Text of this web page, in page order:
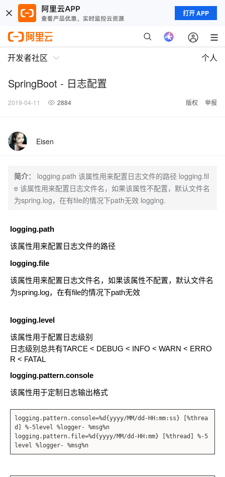
打开 APP
开发者社区 个人
SpringBoot - 日志配置
2019-04-11 2884 版权 举报
Eisen
简介：
logging.path 该属性用来配置日志文件的路径 logging.fil
e 该属性用来配置日志文件名，如果该属性不配置，默认文件名
为spring.log，在有file的情况下path无效 logging.
logging.path
该属性用来配置日志文件的路径
logging.file
该属性用来配置日志文件名，如果该属性不配置，默认文件名
为spring.log，在有file的情况下path无效
logging.level
该属性用于配置日志级别
日志级别总共有TARCE < DEBUG < INFO < WARN < ERRO
R < FATAL
logging.pattern.console
该属性用于定制日志输出格式
logging.pattern.console=%d{yyyy/MM/dd-HH:mm:ss} [%threa
d] %-5level %logger- %msg%n
logging.pattern.file=%d{yyyy/MM/dd-HH:mm} [%thread] %-5
level %logger- %msg%n